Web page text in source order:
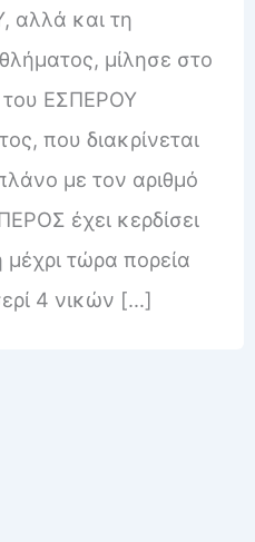
αλλά και τη
μίλησε στο
του ΕΣΠΕΡΟΥ
που διακρίνεται
με τον αριθμό
έχει κερδίσει
μέχρι τώρα πορεία
4 νικών […]